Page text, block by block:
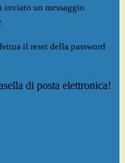
inviato un messaggio
il reset della password
di posta elettronica!